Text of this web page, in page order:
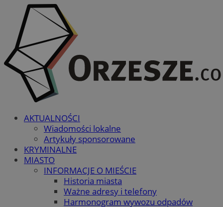
AKTUALNOŚCI
Wiadomości lokalne
Artykuły sponsorowane
KRYMINALNE
MIASTO
INFORMACJE O MIEŚCIE
Historia miasta
Ważne adresy i telefony
Harmonogram wywozu odpadów